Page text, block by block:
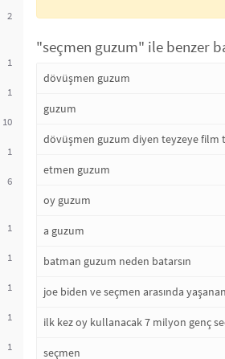
2
1
1
10
1
6
1
1
1
1
1
"seçmen guzum" ile benzer
dövüşmen guzum
guzum
dövüşmen guzum diyen teyzeye film
etmen guzum
oy guzum
a guzum
batman guzum neden batarsın
joe biden ve seçmen arasında
ilk kez oy kullanacak 7 milyon genç
seçmen